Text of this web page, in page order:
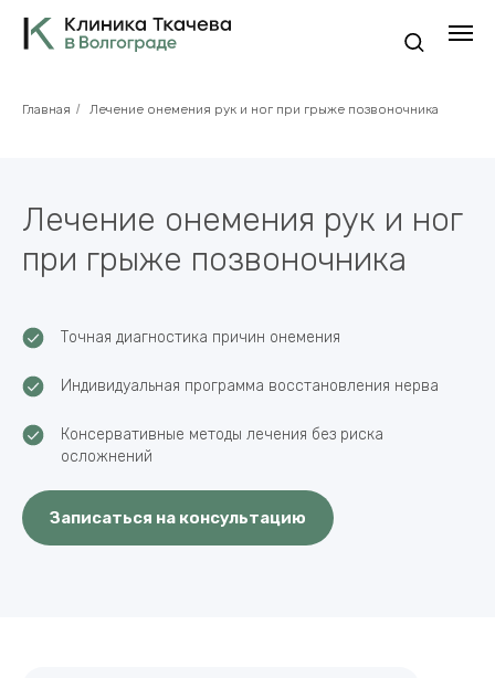
Главная / Лечение онемения рук и ног при грыже позвоночника
Лечение онемения рук и ног
при грыже позвоночника
Точная диагностика причин онемения
Индивидуальная программа восстановления нерва
Консервативные методы лечения без риска
осложнений
Записаться на консультацию